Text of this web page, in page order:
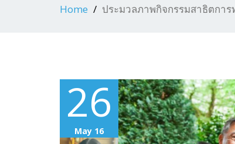
Home ประมวลภาพกิจกรรมสาธิตกา
26
May 16